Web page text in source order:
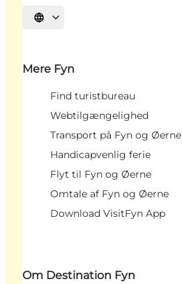
Vælg sprog
Mere Fyn
Find turistbureau
Webtilgængelighed
Transport på Fyn og Øerne
Handicapvenlig ferie
Flyt til Fyn og Øerne
Omtale af Fyn og Øerne
Download VisitFyn App
Om Destination Fyn